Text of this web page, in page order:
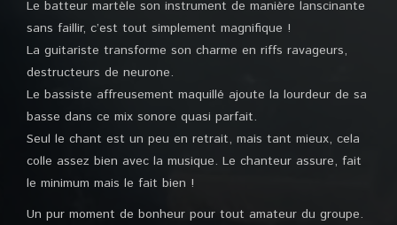
Le batteur martèle son instrument de manière lanscinante
sans faillir, c’est tout simplement magnifique !
La guitariste transforme son charme en riffs ravageurs,
destructeurs de neurone.
Le bassiste affreusement maquillé ajoute la lourdeur de sa
basse dans ce mix sonore quasi parfait.
Seul le chant est un peu en retrait, mais tant mieux, cela
colle assez bien avec la musique. Le chanteur assure, fait
le minimum mais le fait bien !
Un pur moment de bonheur pour tout amateur du groupe.